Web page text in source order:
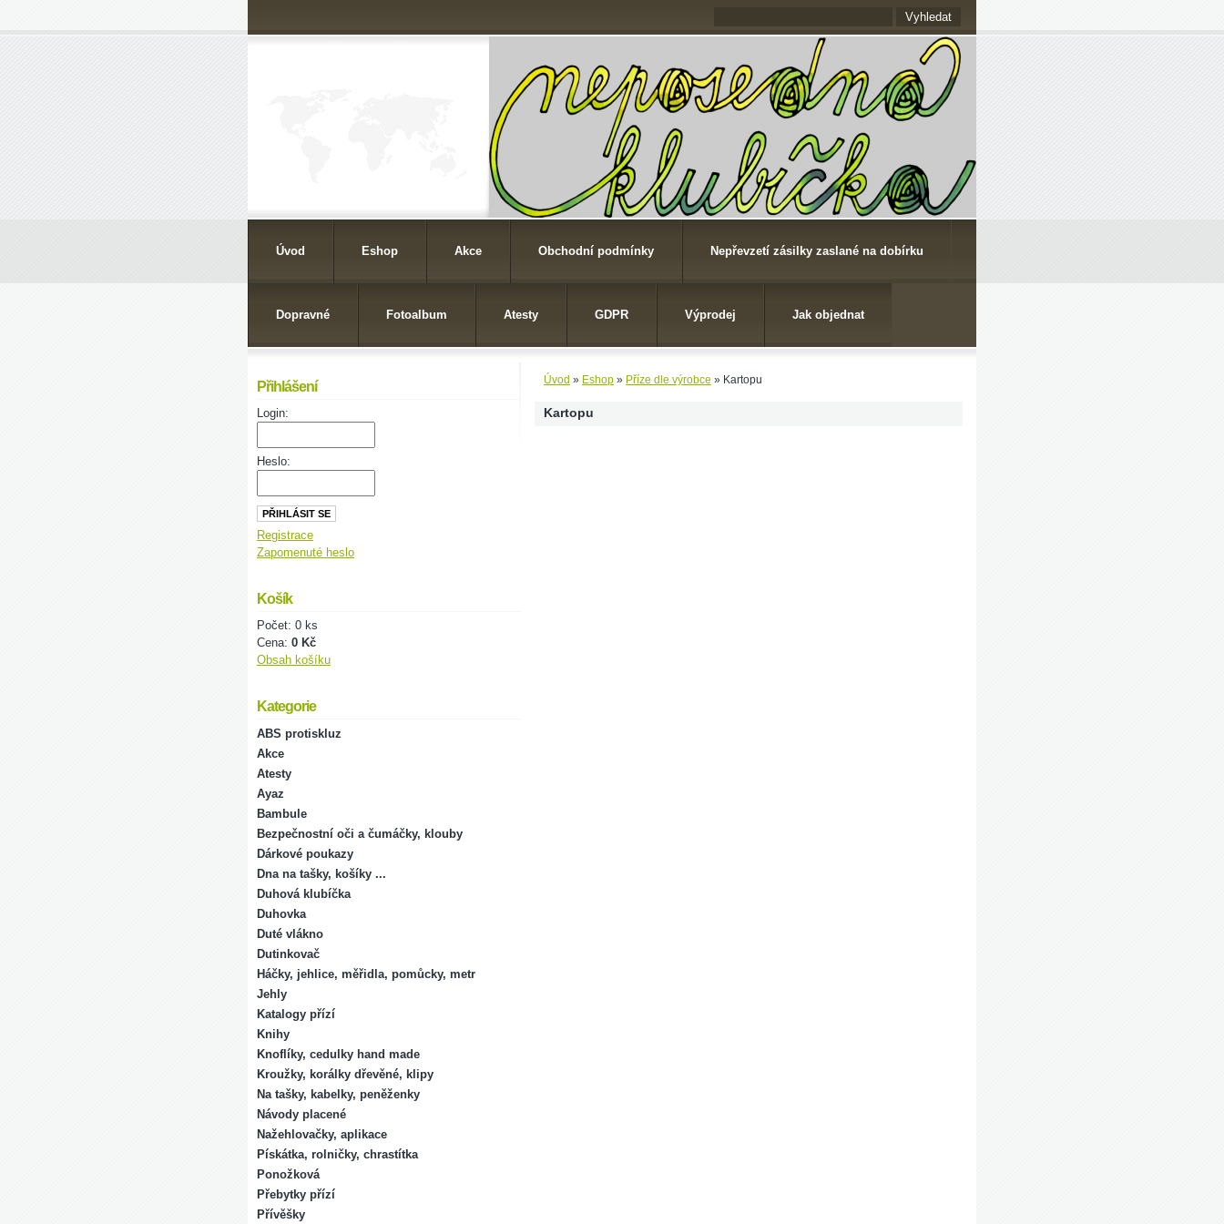
Úvod Eshop Akce Obchodní podmínky Nepřevzetí zásilky zaslané na dobírku
Dopravné Fotoalbum Atesty GDPR Výprodej Jak objednat
Úvod » Eshop » Příze dle výrobce » Kartopu
Kartopu
Přihlášení
Login:
Heslo:
Registrace
Zapomenuté heslo
Košík
Počet: 0 ks
Cena: 0 Kč
Obsah košíku
Kategorie
ABS protiskluz
Akce
Atesty
Ayaz
Bambule
Bezpečnostní oči a čumáčky, klouby
Dárkové poukazy
Dna na tašky, košíky ...
Duhová klubíčka
Duhovka
Duté vlákno
Dutinkovač
Háčky, jehlice, měřidla, pomůcky, metr
Jehly
Katalogy přízí
Knihy
Knoflíky, cedulky hand made
Kroužky, korálky dřevěné, klipy
Na tašky, kabelky, peněženky
Návody placené
Nažehlovačky, aplikace
Pískátka, rolničky, chrastítka
Ponožková
Přebytky přízí
Přívěšky